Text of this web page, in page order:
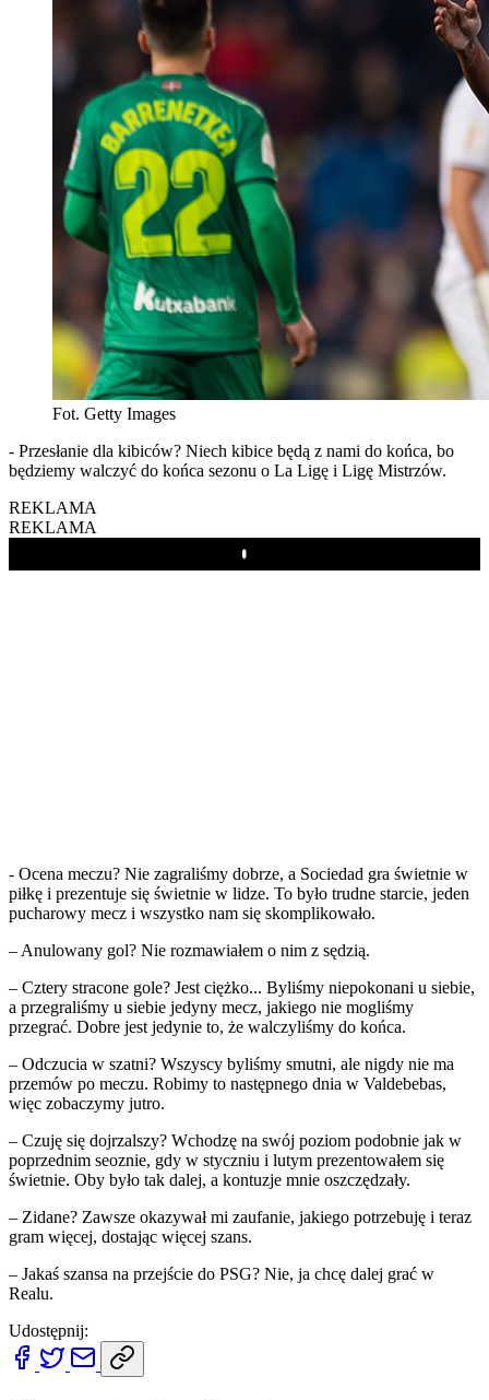
Fot. Getty Images
- Przesłanie dla kibiców? Niech kibice będą z nami do końca, bo
będziemy walczyć do końca sezonu o La Ligę i Ligę Mistrzów.
REKLAMA
REKLAMA
Play
- Ocena meczu? Nie zagraliśmy dobrze, a Sociedad gra świetnie w
piłkę i prezentuje się świetnie w lidze. To było trudne starcie, jeden
pucharowy mecz i wszystko nam się skomplikowało.
– Anulowany gol? Nie rozmawiałem o nim z sędzią.
– Cztery stracone gole? Jest ciężko... Byliśmy niepokonani u siebie,
a przegraliśmy u siebie jedyny mecz, jakiego nie mogliśmy
przegrać. Dobre jest jedynie to, że walczyliśmy do końca.
– Odczucia w szatni? Wszyscy byliśmy smutni, ale nigdy nie ma
przemów po meczu. Robimy to następnego dnia w Valdebebas,
więc zobaczymy jutro.
– Czuję się dojrzalszy? Wchodzę na swój poziom podobnie jak w
poprzednim seoznie, gdy w styczniu i lutym prezentowałem się
świetnie. Oby było tak dalej, a kontuzje mnie oszczędzały.
– Zidane? Zawsze okazywał mi zaufanie, jakiego potrzebuję i teraz
gram więcej, dostając więcej szans.
– Jakaś szansa na przejście do PSG? Nie, ja chcę dalej grać w
Realu.
Udostępnij: